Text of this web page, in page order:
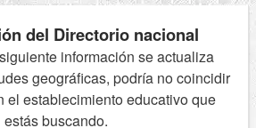
del Directorio nacional
información se actualiza
geográficas, podría no coincidir
el establecimiento educativo que
estás buscando.